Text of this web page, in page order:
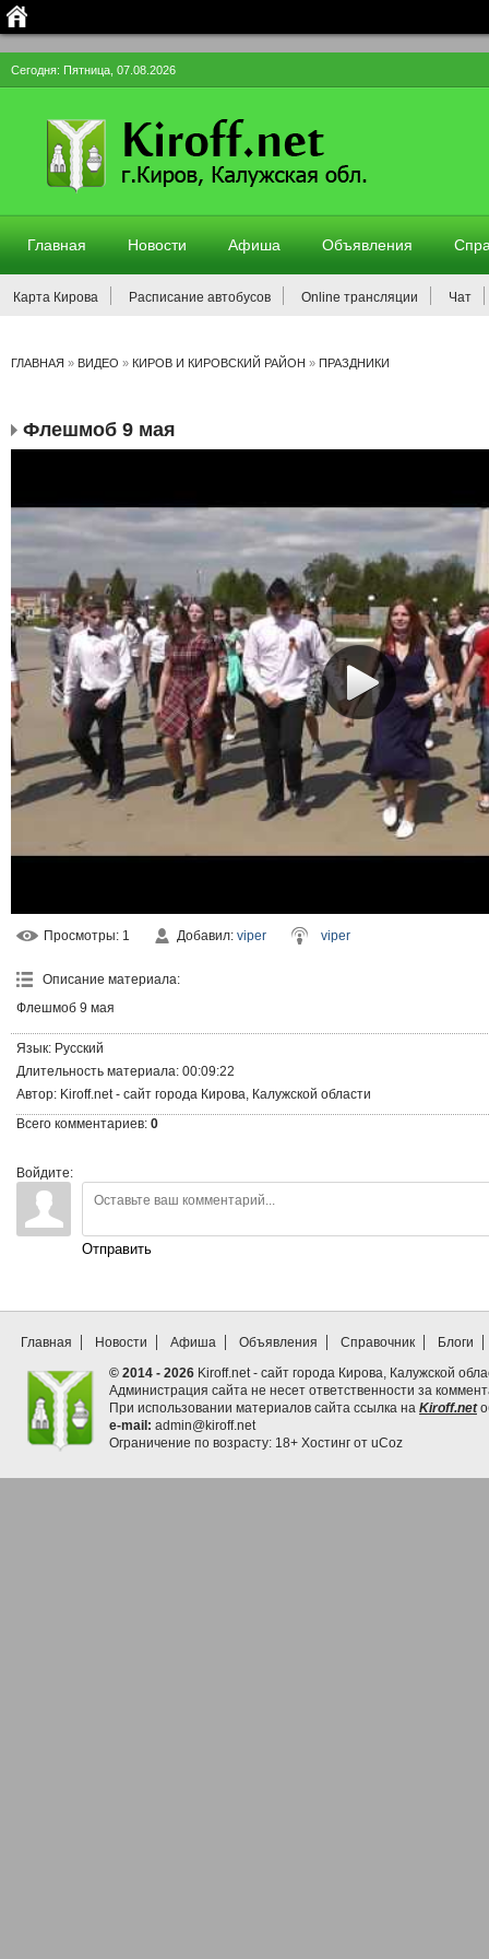
Сегодня: Пятница, 07.08.2026
Главная Новости Афиша Объявления
Карта Кирова Расписание автобусов Online трансляции Чат
ГЛАВНАЯ » ВИДЕО » КИРОВ И КИРОВСКИЙ РАЙОН » ПРАЗДНИКИ
Флешмоб 9 мая
Просмотры: 1 Добавил: viper viper
Описание материала:
Флешмоб 9 мая
Язык: Русский
Длительность материала: 00:09:22
Автор: Kiroff.net - сайт города Кирова, Калужской области
Всего комментариев: 0
Войдите:
Отправить
Главная Новости Афиша Объявления Справочник
Блоги
© 2014 - 2026 Kiroff.net - сайт города Кирова, Калужской
Администрация сайта не несет ответственности за
При использовании материалов сайта ссылка на Kiroff.net
e-mail: admin@kiroff.net
Ограничение по возрасту: 18+ Хостинг от uCoz